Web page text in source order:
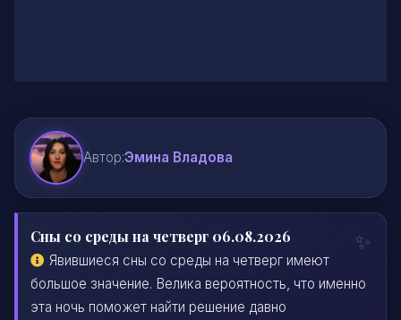
Автор:Эмина Владова
Сны со среды на четверг 06.08.2026
Явившиеся сны со среды на четверг имеют
большое значение. Велика вероятность, что именно
эта ночь поможет найти решение давно